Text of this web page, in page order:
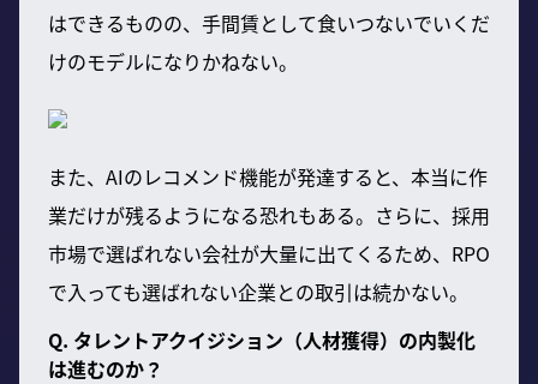
はできるものの、手間賃として食いつないでいくだ
けのモデルになりかねない。
また、AIのレコメンド機能が発達すると、本当に作
業だけが残るようになる恐れもある。さらに、採用
市場で選ばれない会社が大量に出てくるため、RPO
で入っても選ばれない企業との取引は続かない。
Q. タレントアクイジション（人材獲得）の内製化
は進むのか？